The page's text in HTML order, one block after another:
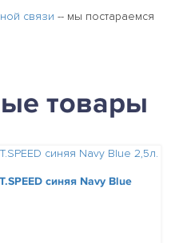
связи -- мы постараемся
товары
синяя Navy Blue